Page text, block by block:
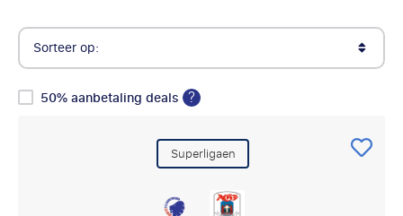
Sorteer op:
50% aanbetaling deals ?
Superligaen